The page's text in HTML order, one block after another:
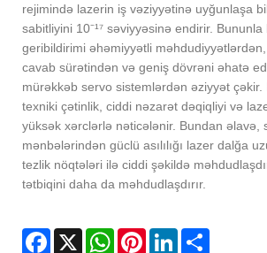
rejimində lazerin iş vəziyyətinə uyğunlaşa
sabitliyini 10⁻¹⁷ səviyyəsinə endirir.
geribildirimi əhəmiyyətli
cavab sürətindən və geniş dövrəni əhatə
mürəkkəb servo sistemlərdən əziyyət
texniki çətinlik, ciddi nəzarət dəqiqliyi və
yüksək xərclərlə nəticələnir. Bundan əlavə,
mənbələrindən güclü asılılığı lazer dalğa
tezlik nöqtələri ilə ciddi şəkildə
tətbiqini daha da məhdudlaşdırır.
Facebook
X WhatsAppPinterestLinkedIn